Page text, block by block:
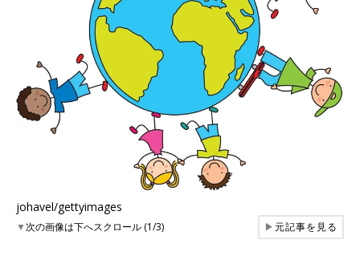
johavel/gettyimages
▼次の画像は下へスクロール (1/3) ▶元記事を見る